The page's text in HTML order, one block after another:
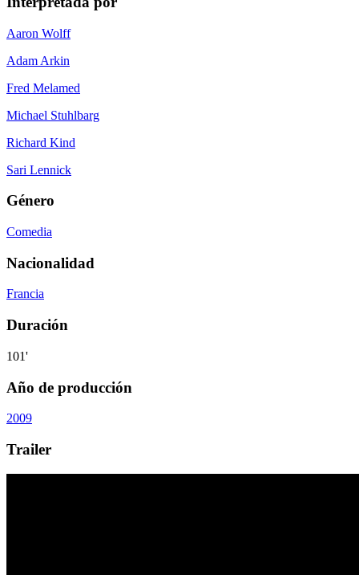
Aaron Wolff
Adam Arkin
Fred Melamed
Michael Stuhlbarg
Richard Kind
Sari Lennick
Género
Comedia
Nacionalidad
Francia
Duración
101'
Año de producción
2009
Trailer